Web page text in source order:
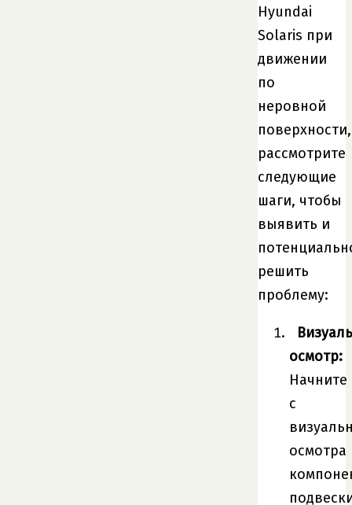
Hyundai
Solaris при
движении
по
неровной
поверхности,
рассмотрите
следующие
шаги, чтобы
выявить и
решить
проблему:
осмотр:
Начните
с
осмотра